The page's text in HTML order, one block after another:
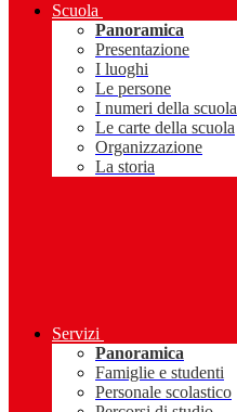
Scuola
Panoramica
Presentazione
I luoghi
Le persone
I numeri della scuola
Le carte della scuola
Organizzazione
La storia
Servizi
Panoramica
Famiglie e studenti
Personale scolastico